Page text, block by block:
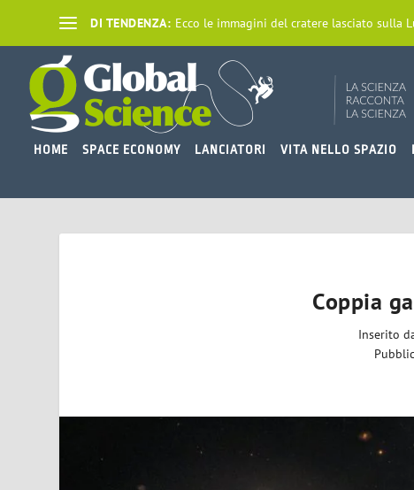
DI TENDENZA: Ecco le immagini del cratere lasciato sulla
HOME SPACE ECONOMY LANCIATORI VITA NELLO SPAZIO
Coppia
Inserito